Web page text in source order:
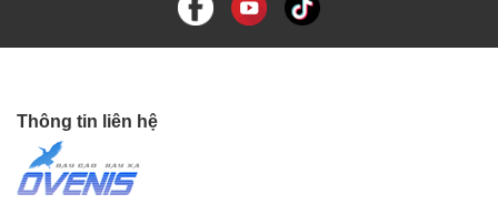
Thông tin liên hệ